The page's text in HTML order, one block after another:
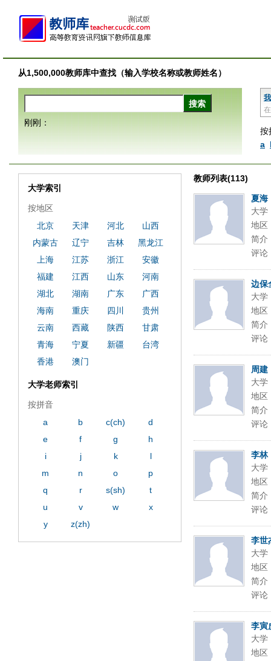
从1,500,000教师库中查找（输入学校名称或教师姓名）
按
a
刚刚：
教师列表(113)
夏海
大学
地区
简介
评论
边保
大学
地区
简介
评论
周建
大学
地区
简介
评论
李林
大学
地区
简介
评论
李世
大学
地区
简介
评论
李寅
大学
地区
大学索引
按地区
北京
天津 河北
山西
内蒙古
辽宁 吉林
黑龙江
上海
江苏 浙江
安徽
福建
江西 山东
河南
湖北
湖南 广东
广西
海南
重庆 四川
贵州
云南
西藏 陕西
甘肃
青海
宁夏 新疆
台湾
香港
澳门
大学老师索引
按拼音
a
b c(ch)
d
e
f g
h
i
j k
l
m
n o
p
q
r s(sh)
t
u
v w
x
y
z(zh)